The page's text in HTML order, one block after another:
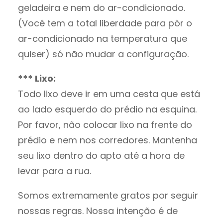
geladeira e nem do ar-condicionado.
(Você tem a total liberdade para pôr o
ar-condicionado na temperatura que
quiser) só não mudar a configuração.
*** Lixo:
Todo lixo deve ir em uma cesta que está
ao lado esquerdo do prédio na esquina.
Por favor, não colocar lixo na frente do
prédio e nem nos corredores. Mantenha
seu lixo dentro do apto até a hora de
levar para a rua.
Somos extremamente gratos por seguir
nossas regras. Nossa intenção é de